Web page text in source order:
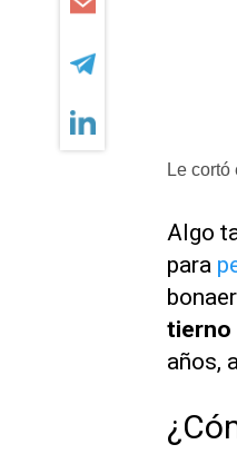
Le
Algo
para
tierno
años,